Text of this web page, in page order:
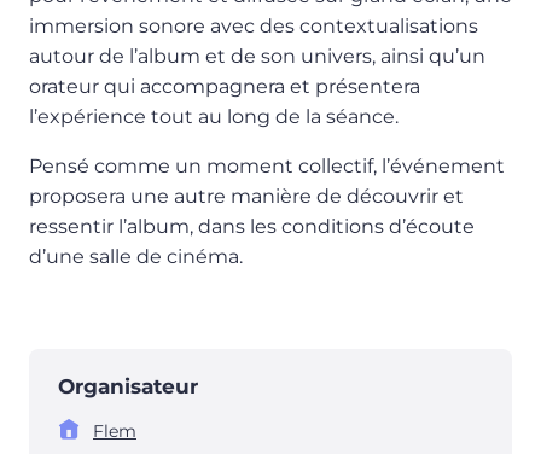
immersion sonore avec des contextualisations
autour de l’album et de son univers, ainsi qu’un
orateur qui accompagnera et présentera
l’expérience tout au long de la séance.
Pensé comme un moment collectif, l’événement
proposera une autre manière de découvrir et
ressentir l’album, dans les conditions d’écoute
d’une salle de cinéma.
Organisateur
Flem